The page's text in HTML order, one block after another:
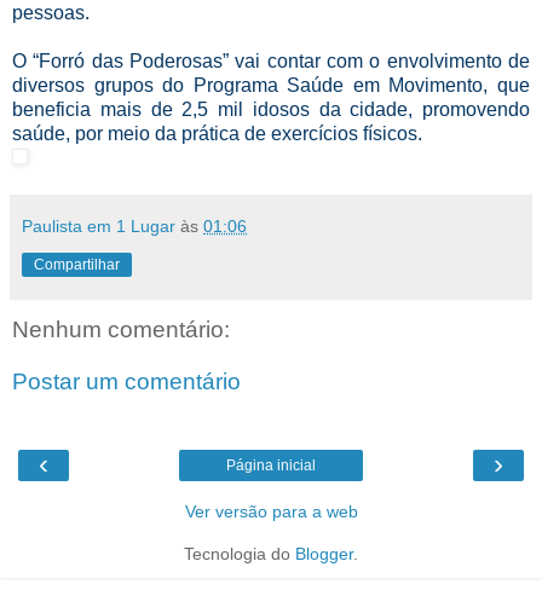
pessoas.
O “Forró das Poderosas” vai contar com o envolvimento de
diversos grupos do Programa Saúde em Movimento, que
beneficia mais de 2,5 mil idosos da cidade, promovendo
saúde, por meio da prática de exercícios físicos.
Paulista em 1 Lugar às 01:06
Compartilhar
Nenhum comentário:
Postar um comentário
‹ ›
Página inicial
Ver versão para a web
Tecnologia do Blogger.